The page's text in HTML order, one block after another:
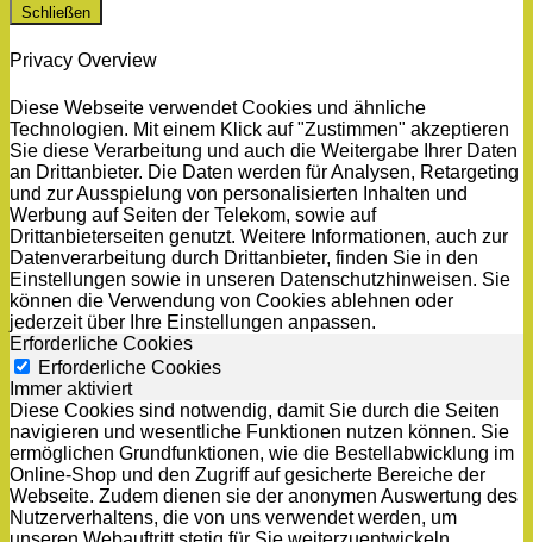
Schließen
Privacy Overview
Diese Webseite verwendet Cookies und ähnliche
Technologien. Mit einem Klick auf "Zustimmen" akzeptieren
Sie diese Verarbeitung und auch die Weitergabe Ihrer Daten
an Drittanbieter. Die Daten werden für Analysen, Retargeting
und zur Ausspielung von personalisierten Inhalten und
Werbung auf Seiten der Telekom, sowie auf
Drittanbieterseiten genutzt. Weitere Informationen, auch zur
Datenverarbeitung durch Drittanbieter, finden Sie in den
Einstellungen sowie in unseren Datenschutzhinweisen. Sie
können die Verwendung von Cookies ablehnen oder
jederzeit über Ihre Einstellungen anpassen.
Erforderliche Cookies
Erforderliche Cookies
Immer aktiviert
Diese Cookies sind notwendig, damit Sie durch die Seiten
navigieren und wesentliche Funktionen nutzen können. Sie
ermöglichen Grundfunktionen, wie die Bestellabwicklung im
Online-Shop und den Zugriff auf gesicherte Bereiche der
Webseite. Zudem dienen sie der anonymen Auswertung des
Nutzerverhaltens, die von uns verwendet werden, um